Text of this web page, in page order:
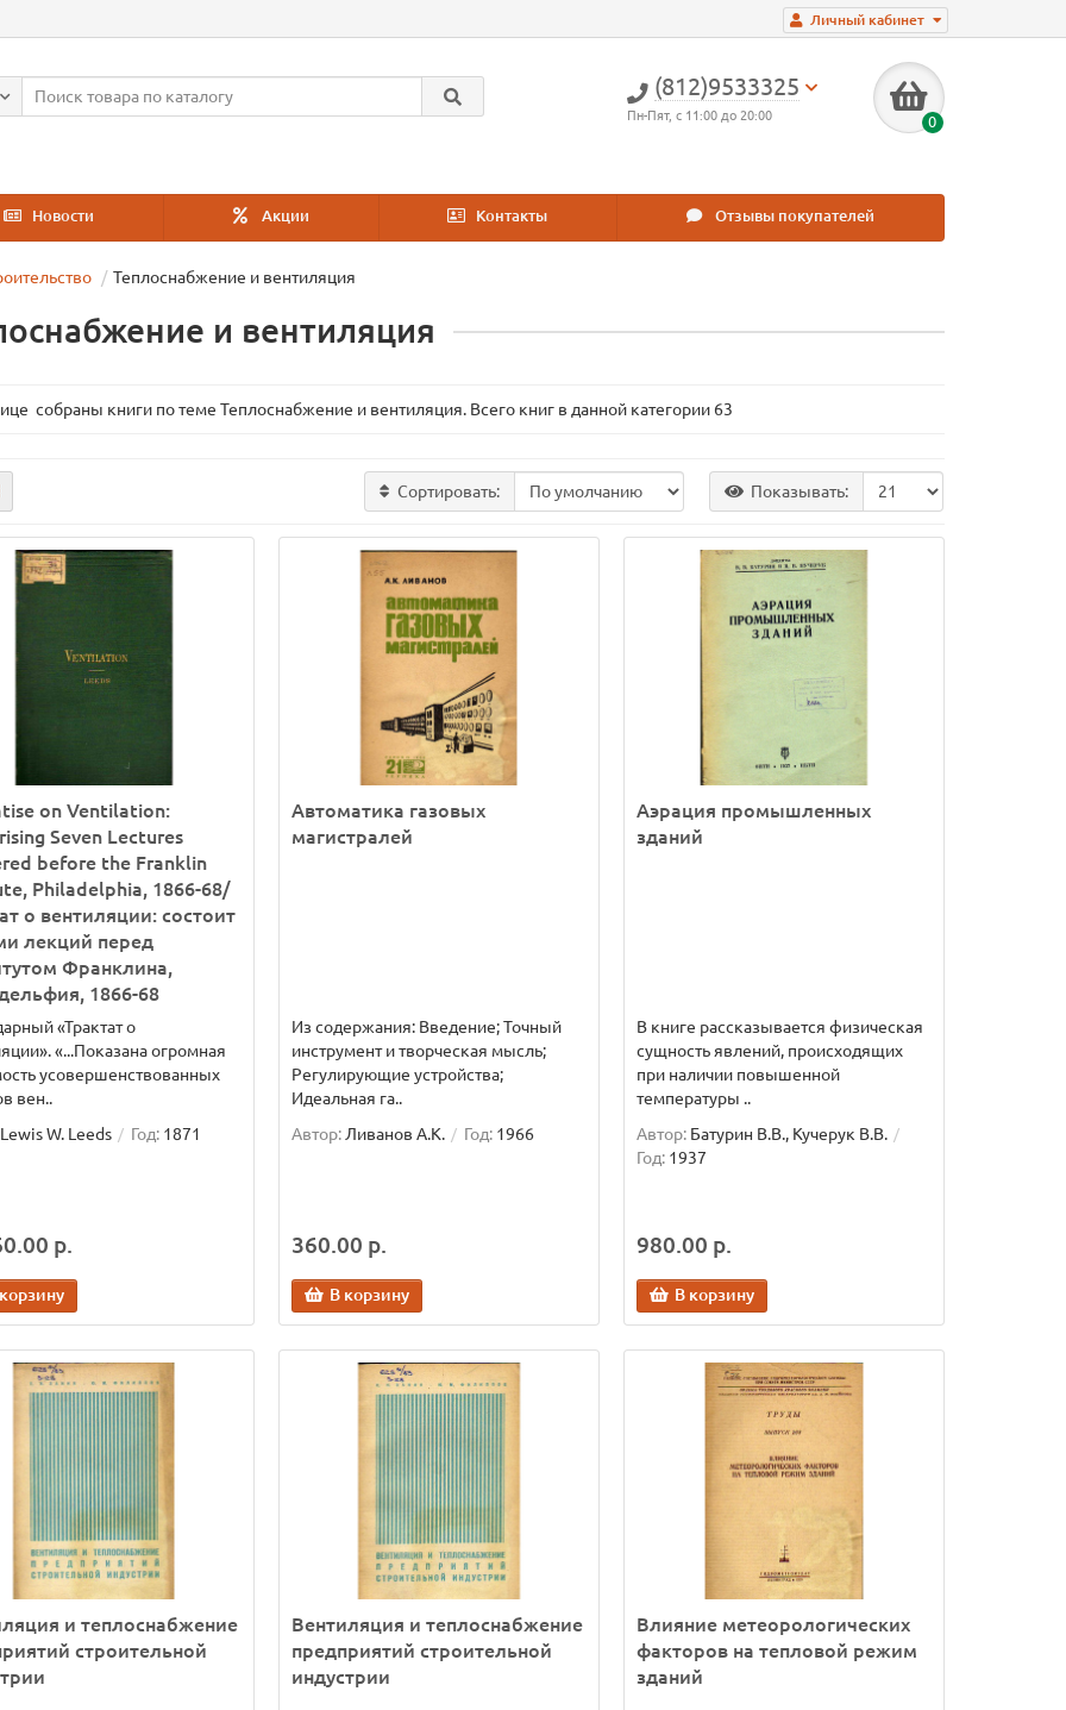
Личный кабинет
(812)9533325
Пн-Пят, с 11:00 до 20:00 0
Новости Акции Контакты Отзывы покупателей
Теплоснабжение и вентиляция
и вентиляция
собраны книги по теме Теплоснабжение и вентиляция. Всего книг в данной категории 63
Сортировать: Показывать:
on Ventilation:
Seven Lectures
before the Franklin
Philadelphia, 1866-68/
о вентиляции: состоит
лекций перед
Франклина,
1866-68
«Трактат о
«...Показана огромная
усовершенствованных
вен..
Lewis W. Leeds Год: 1871
р.
Автоматика газовых
магистралей
Из содержания: Введение; Точный
инструмент и творческая мысль;
Регулирующие устройства;
Идеальная га..
Автор:Ливанов А.К. Год: 1966
360.00 р.
В корзину
Аэрация промышленных
зданий
В книге рассказывается физическая
сущность явлений, происходящих
при наличии повышенной
температуры ..
Автор: Батурин В.В., Кучерук В.В.
Год: 1937
980.00 р.
В корзину
и теплоснабжение
строительной
Вентиляция и теплоснабжение
предприятий строительной
индустрии
Влияние метеорологических
факторов на тепловой режим
зданий